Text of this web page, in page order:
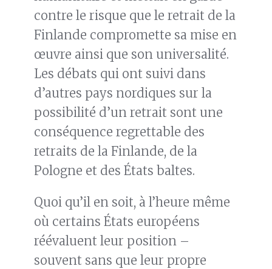
contre le risque que le retrait de la
Finlande compromette sa mise en
œuvre ainsi que son universalité.
Les débats qui ont suivi dans
d’autres pays nordiques sur la
possibilité d’un retrait sont une
conséquence regrettable des
retraits de la Finlande, de la
Pologne et des États baltes.
Quoi qu’il en soit, à l’heure même
où certains États européens
réévaluent leur position –
souvent sans que leur propre